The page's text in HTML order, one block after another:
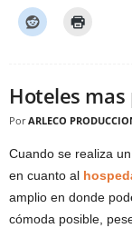
Hoteles
Por ARLECO
Cuando se realiza un
en cuanto al
amplio en donde
cómoda posible,